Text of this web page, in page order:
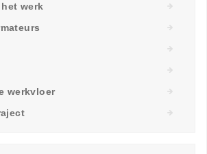
werk
werkvloer